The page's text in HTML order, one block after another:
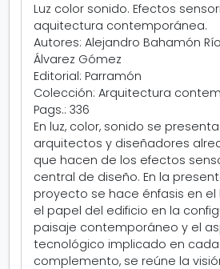
Luz color sonido. Efectos
aquitectura contemporánea.
Autores: Alejandro Bahamón
Álvarez Gómez
Editorial: Parramón
Colección: Arquitectura
Pags.: 336
En luz, color, sonido se
arquitectos y diseñadores
que hacen de los efectos
central de diseño. En la
proyecto se hace énfasis en el
el papel del edificio en la
paisaje contemporáneo y el
tecnológico implicado en
complemento, se reúne la